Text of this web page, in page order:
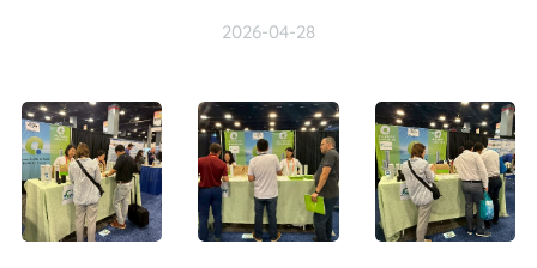
2026-04-28